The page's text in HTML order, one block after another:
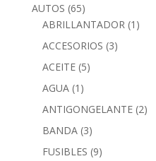
AUTOS (65)
ABRILLANTADOR (1)
ACCESORIOS (3)
ACEITE (5)
AGUA (1)
ANTIGONGELANTE (2)
BANDA (3)
FUSIBLES (9)